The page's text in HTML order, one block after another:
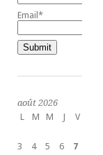
Email*
août 2026
L
M M J V
3
4 5 6 7